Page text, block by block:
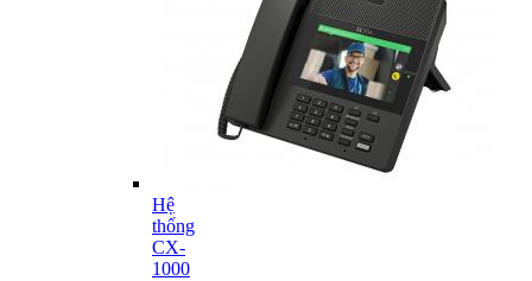
Hệ
thống
CX-
1000